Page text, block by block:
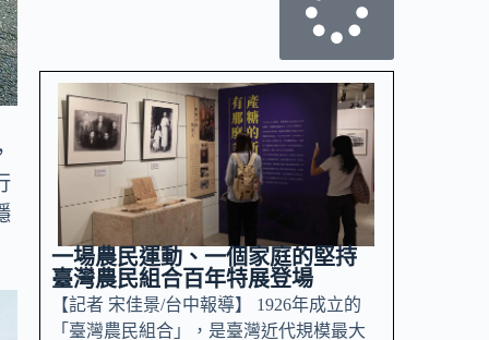
一場農民運動、一個家庭的堅持
臺灣農民組合百年特展登場
【記者 宋佳景/台中報導】 1926年成立的
「臺灣農民組合」，是臺灣近代規模最大